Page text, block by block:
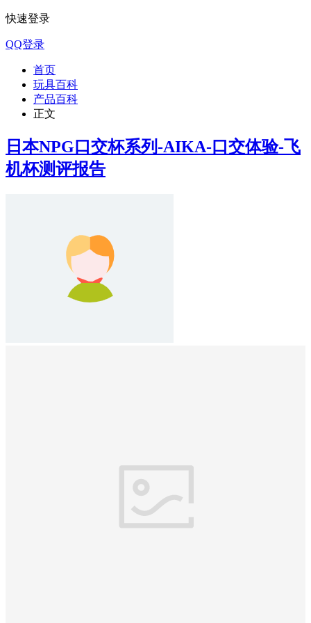
快速登录
QQ登录
首页
玩具百科
产品百科
正文
日本NPG口交杯系列-AIKA-口交体验-飞
机杯测评报告